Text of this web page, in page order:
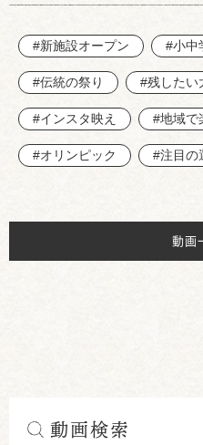
#新施設オープン #小中
#伝統の祭り #残したい
#インスタ映え #地域で
#オリンピック #注目の
動画
動画検索